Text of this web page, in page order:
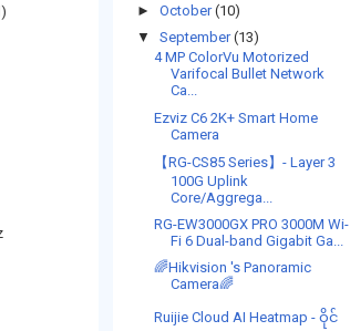
► October (10)
▼
September (13)
4 MP ColorVu Motorized
Varifocal Bullet Network
Ca...
Ezviz C6 2K+ Smart Home
Camera
【RG-CS85 Series】- Layer 3
100G Uplink
Core/Aggrega...
RG-EW3000GX PRO 3000M Wi-
Fi 6 Dual-band Gigabit Ga...
🌈Hikvision 's Panoramic
Camera🌈
Ruijie Cloud AI Heatmap - ဝိုင်